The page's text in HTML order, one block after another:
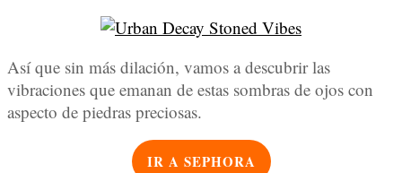
Así que sin más dilación, vamos a descubrir las
vibraciones que emanan de estas sombras de ojos con
aspecto de piedras preciosas.
IR A SEPHORA